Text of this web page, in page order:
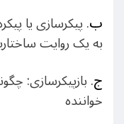
ب. پیکرسازی یا
به یک روایت
ج. بازپیکرسازی:
خواننده